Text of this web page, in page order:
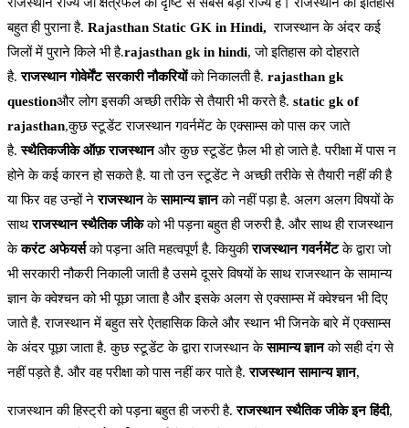
बहुत ही पुराना है. Rajasthan Static GK in Hindi, राजस्थान के अंदर कई
जिलों में पुराने किले भी है.rajasthan gk in hindi, जो इतिहास को दोहराते
है.राजस्थान गोवेर्मेंट सरकारी नौकरियोंको निकालती है. rajasthan gk
questionऔर लोग इसकी अच्छी तरीके से तैयारी भी करते है. static gk of
rajasthan,कुछ स्टूडेंट राजस्थान गवर्नमेंट के एक्साम्स को पास कर जाते
है.स्थैतिकजीके ऑफ़ राजस्थानऔर कुछ स्टूडेंट फ़ैल भी हो जाते है. परीक्षा में पास न
होने के कई कारन हो सकते है. या तो उन स्टूडेंट ने अच्छी तरीके से तैयारी नहीं की है
या फिर वह उन्हों नेराजस्थानकेसामान्य ज्ञानको नहीं पड़ा है. अलग अलग विषयों के
साथराजस्थान स्थैतिक जीकेको भी पड़ना बहुत ही जरुरी है. और साथ ही राजस्थान
केकरंट अफेयर्सको पड़ना अति महत्वपूर्ण है. कियुकीराजस्थान गवर्नमेंटके द्वारा जो
भी सरकारी नौकरी निकाली जाती है उसमे दूसरे विषयों के साथ राजस्थान के सामान्य
ज्ञान के क्वेश्चन को भी पूछा जाता है और इसके अलग से एक्साम्स में क्वेश्चन भी दिए
जाते है. राजस्थान में बहुत सरे ऐतहासिक किले और स्थान भी जिनके बारे में एक्साम्स
के अंदर पूछा जाता है. कुछ स्टूडेंट के द्वारा राजस्थान केसामान्य ज्ञानको सही दंग से
नहीं पड़ते है. और वह परीक्षा को पास नहीं कर पाते है.राजस्थान सामान्य ज्ञान,
राजस्थान की हिस्ट्री को पड़ना बहुत ही जरुरी है.राजस्थान स्थैतिक जीके इन हिंदी,